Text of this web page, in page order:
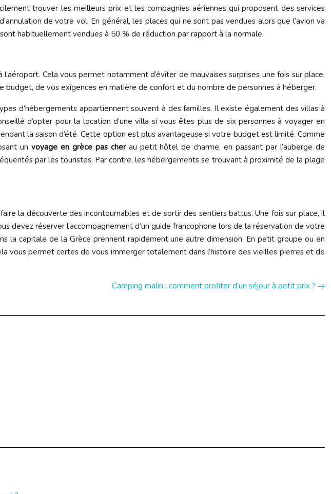
trouver les meilleurs prix et les compagnies aériennes qui proposent des services
de votre vol. En général, les places qui ne sont pas vendues alors que l’avion va
habituellement vendues à 50 % de réduction par rapport à la normale.
Cela vous permet notamment d’éviter de mauvaises surprises une fois sur place.
de vos exigences en matière de confort et du nombre de personnes à héberger.
d’hébergements appartiennent souvent à des familles. Il existe également des villas à
d’opter pour la location d’une villa si vous êtes plus de six personnes à voyager en
la saison d’été. Cette option est plus avantageuse si votre budget est limité. Comme
un voyage en grèce pas cherau petit hôtel de charme, en passant par l’auberge de
par les touristes. Par contre, les hébergements se trouvant à proximité de la plage
la découverte des incontournables et de sortir des sentiers battus. Une fois sur place, il
devez réserver l’accompagnement d’un guide francophone lors de la réservation de votre
la capitale de la Grèce prennent rapidement une autre dimension. En petit groupe ou en
vous permet certes de vous immerger totalement dans l’histoire des vieilles pierres et de
Camping malin : comment profiter d’un séjour à petit prix ?